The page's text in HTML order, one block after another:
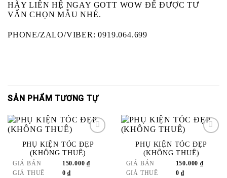
HÃY LIÊN HỆ NGAY GOTT WOW ĐỂ ĐƯỢC TƯ
VẤN CHỌN MẪU NHÉ.
PHONE/ZALO/VIBER: 0919.064.699
SẢN PHẨM TƯƠNG TỰ
TO
WISHLIST
PHỤ KIỆN TÓC ĐẸP
(KHÔNG THUÊ)
GIÁ BÁN 150.000₫
GIÁ THUÊ
0₫
TO
WISHLIST
PHỤ KIỆN TÓC ĐẸP
(KHÔNG THUÊ)
GIÁ BÁN 150.000₫
GIÁ THUÊ
0₫